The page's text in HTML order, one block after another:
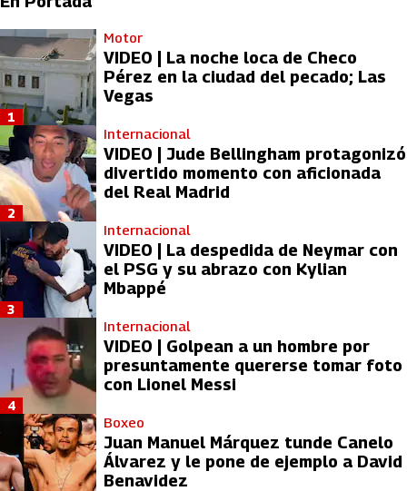
Motor
VIDEO | La noche loca de Checo
Pérez en la ciudad del pecado; Las
Vegas
1
Internacional
VIDEO | Jude Bellingham protagonizó
divertido momento con aficionada
del Real Madrid
2
Internacional
VIDEO | La despedida de Neymar con
el PSG y su abrazo con Kylian
Mbappé
3
Internacional
VIDEO | Golpean a un hombre por
presuntamente quererse tomar foto
con Lionel Messi
4
Boxeo
Juan Manuel Márquez tunde Canelo
Álvarez y le pone de ejemplo a David
Benavidez